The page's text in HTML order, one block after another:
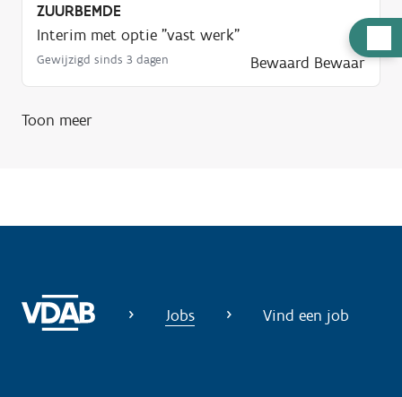
u
l
g
ZUURBEMDE
Interim met optie "vast werk"
Gewijzigd sinds 3 dagen Bewaard Bewaar
Toon meer
Jobs Vind een job